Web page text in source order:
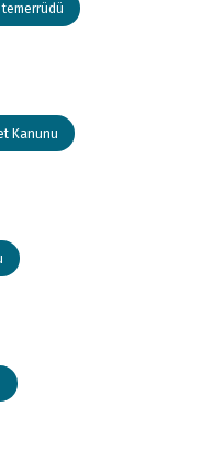
Kanunu